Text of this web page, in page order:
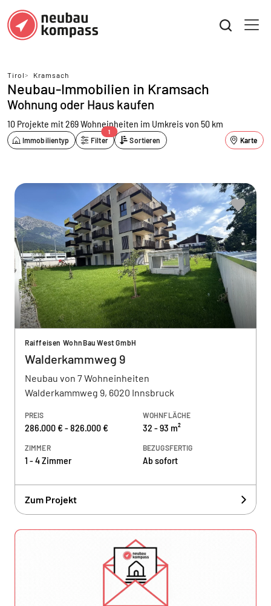
Tirol> Kramsach
Neubau-Immobilien in Kramsach
Wohnung oder Haus kaufen
10 Projekte mit 269 Wohneinheiten im Umkreis von 50 km
Immobilientyp Filter
1
Sortieren Karte
Raiffeisen WohnBau West GmbH
Walderkammweg 9
Neubau von 7 Wohneinheiten
Walderkammweg 9, 6020 Innsbruck
PREIS
286.000 € - 826.000 €
WOHNFLÄCHE
32 - 93 m²
ZIMMER
1 - 4 Zimmer
BEZUGSFERTIG
Ab sofort
Zum Projekt